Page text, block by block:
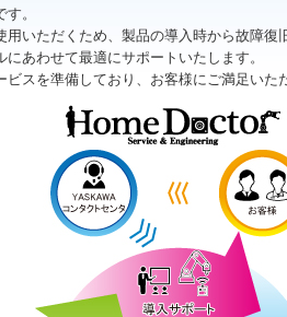
。
用いただくため、製品の導入時から故障
あわせて最適にサポートいたします。
スを準備しており、お客様にご満足いた